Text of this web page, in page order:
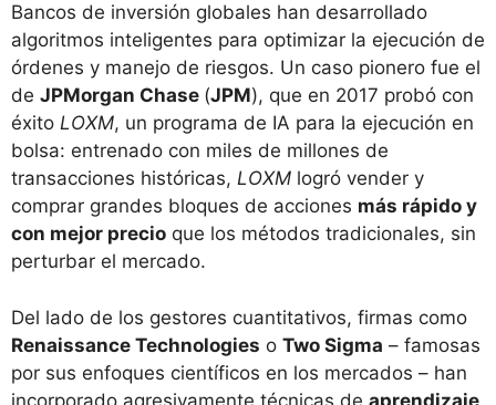
Bancos de inversión globales han desarrollado
algoritmos inteligentes para optimizar la ejecución de
órdenes y manejo de riesgos. Un caso pionero fue el
de JPMorgan Chase (JPM), que en 2017 probó con
éxito LOXM, un programa de IA para la ejecución en
bolsa: entrenado con miles de millones de
transacciones históricas, LOXM logró vender y
comprar grandes bloques de acciones más rápido y
con mejor precio que los métodos tradicionales, sin
perturbar el mercado​.
Del lado de los gestores cuantitativos, firmas como
Renaissance Technologies o Two Sigma – famosas
por sus enfoques científicos en los mercados – han
incorporado agresivamente técnicas de aprendizaje